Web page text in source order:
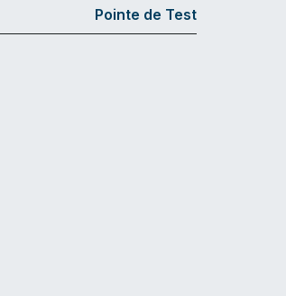
Pointe de Test